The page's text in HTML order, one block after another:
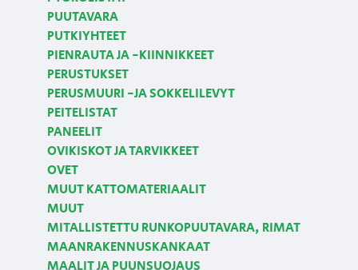
PUUTAVARA
PUTKIYHTEET
PIENRAUTA JA -KIINNIKKEET
PERUSTUKSET
PERUSMUURI -JA SOKKELILEVYT
PEITELISTAT
PANEELIT
OVIKISKOT JA TARVIKKEET
OVET
MUUT KATTOMATERIAALIT
MUUT
MITALLISTETTU RUNKOPUUTAVARA, RIMAT
MAANRAKENNUSKANKAAT